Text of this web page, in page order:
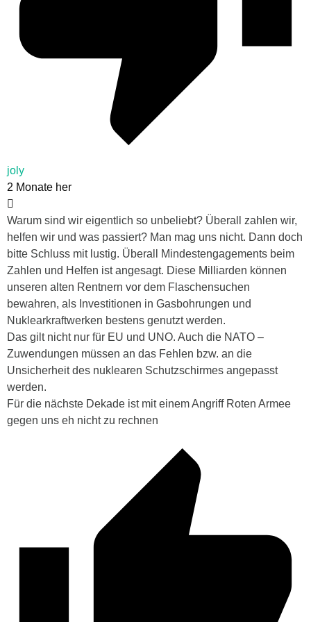
joly
2 Monate her
Warum sind wir eigentlich so unbeliebt? Überall zahlen wir,
helfen wir und was passiert? Man mag uns nicht. Dann doch
bitte Sch luss mit lustig. Überall Mindestengagements beim
Zahlen und Helfen ist angesagt. Diese Milliarden können
unseren alten Rentnern vor dem Flaschensuchen
bewahren, als Investitionen in Gasbohrungen und
Nuklearkraftwerken bestens genutzt werden.
Das gilt nicht nur für EU und UNO. Auch die NATO –
Zuwendungen müssen an das Fehlen bzw. an die
Unsicherheit des nuklearen Schutzschirmes angepasst
werden.
Für die nächste Dekade ist mit einem Angriff Roten Armee
gegen uns eh nicht zu rechnen